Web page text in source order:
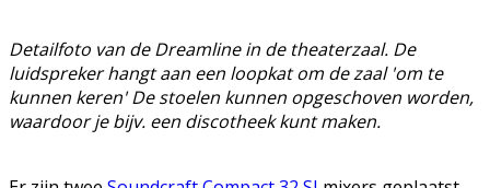
Detailfoto van de Dreamline in de theaterzaal. De
luidspreker hangt aan een loopkat om de zaal 'om te
kunnen keren' De stoelen kunnen opgeschoven worden,
waardoor je bijv. een discotheek kunt maken.